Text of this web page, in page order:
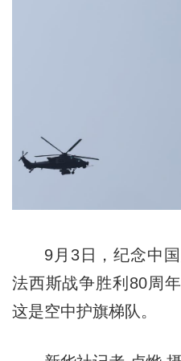
9月3日，纪念中国
法西斯战争胜利80周
这是空中护旗梯队。